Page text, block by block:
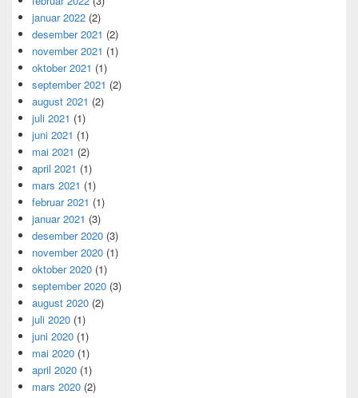
januar 2022 (2)
desember 2021 (2)
november 2021 (1)
oktober 2021 (1)
september 2021 (2)
august 2021 (2)
juli 2021 (1)
juni 2021 (1)
mai 2021 (2)
april 2021 (1)
mars 2021 (1)
februar 2021 (1)
januar 2021 (3)
desember 2020 (3)
november 2020 (1)
oktober 2020 (1)
september 2020 (3)
august 2020 (2)
juli 2020 (1)
juni 2020 (1)
mai 2020 (1)
april 2020 (1)
mars 2020 (2)